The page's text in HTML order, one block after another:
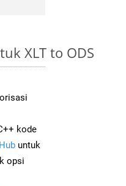
XLT to ODS
kode
untuk
opsi